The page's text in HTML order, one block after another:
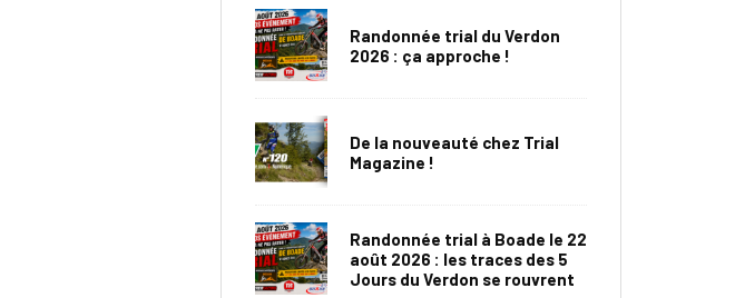
Randonnée trial du Verdon
2026 : ça approche !
De la nouveauté chez Trial
Magazine !
Randonnée trial à Boade le 22
août 2026 : les traces des 5
Jours du Verdon se rouvrent